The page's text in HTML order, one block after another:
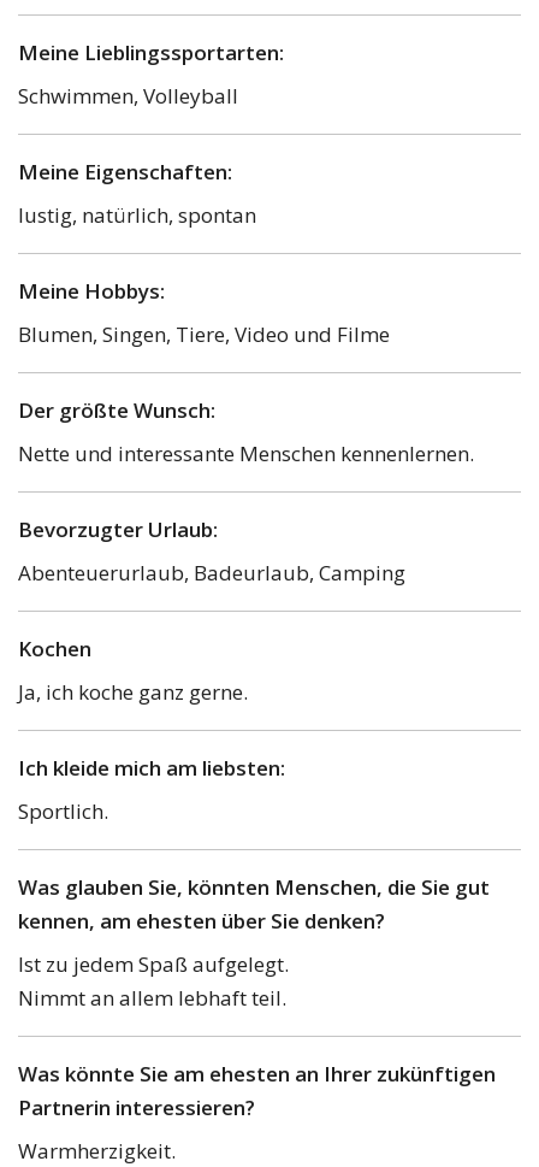
Meine Lieblingssportarten:
Schwimmen, Volleyball
Meine Eigenschaften:
lustig, natürlich, spontan
Meine Hobbys:
Blumen, Singen, Tiere, Video und Filme
Der größte Wunsch:
Nette und interessante Menschen kennenlernen.
Bevorzugter Urlaub:
Abenteuerurlaub, Badeurlaub, Camping
Kochen
Ja, ich koche ganz gerne.
Ich kleide mich am liebsten:
Sportlich.
Was glauben Sie, könnten Menschen, die Sie gut
kennen, am ehesten über Sie denken?
Ist zu jedem Spaß aufgelegt.
Nimmt an allem lebhaft teil.
Was könnte Sie am ehesten an Ihrer zukünftigen
Partnerin interessieren?
Warmherzigkeit.